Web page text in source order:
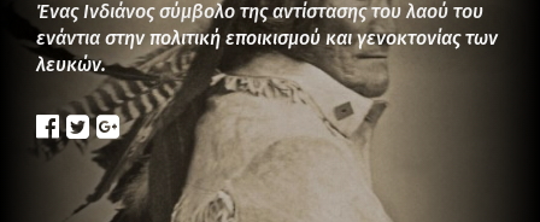
Ένας Ινδιάνος σύμβολο της αντίστασης του λαού του
ενάντια στην πολιτική εποικισμού και γενοκτονίας των
λευκών.